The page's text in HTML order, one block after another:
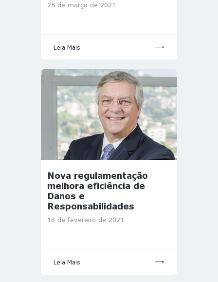
25 de março de 2021
Leia Mais
Nova regulamentação
melhora eficiência de
Danos e
Responsabilidades
18 de fevereiro de 2021
Leia Mais